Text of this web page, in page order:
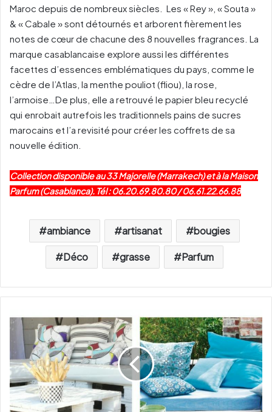
Maroc depuis de nombreux siècles. Les « Rey », « Souta »
& « Cabale » sont détournés et arborent fièrement les
notes de cœur de chacune des 8 nouvelles fragrances. La
marque casablancaise explore aussi les différentes
facettes d’essences emblématiques du pays, comme le
cèdre de l’Atlas, la menthe pouliot (fliou), la rose,
l’armoise…De plus, elle a retrouvé le papier bleu recyclé
qui enrobait autrefois les traditionnels pains de sucres
marocains et l’a revisité pour créer les coffrets de sa
nouvelle édition.
Collection disponible au 33 Majorelle (Marrakech) et à la Maison
Parfum (Casablanca). Tél : 06.20.69.80.80 / 06.61.22.66.88
ambiance artisanat bougies
Déco grasse Parfum
D
I
1
0
i
d